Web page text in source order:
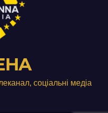
соціальні медіа